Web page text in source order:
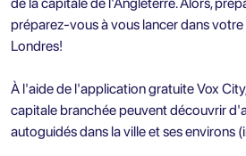
préparez-vous à vous lancer dans
Londres!
À l'aide de l'application gratuiteVox City
capitale branchée peuvent découvrir
autoguidés dans la ville et ses environs